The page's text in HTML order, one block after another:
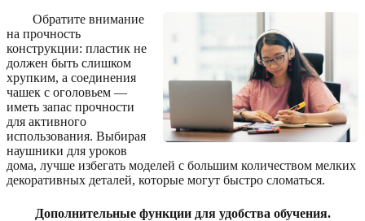
Обратите внимание
на прочность
конструкции: пластик не
должен быть слишком
хрупким, а соединения
чашек с оголовьем —
иметь запас прочности
для активного
использования. Выбирая
наушники для уроков
дома, лучше избегать моделей с большим количеством мелких
декоративных деталей, которые могут быстро сломаться.
Дополнительные функции для удобства обучения.